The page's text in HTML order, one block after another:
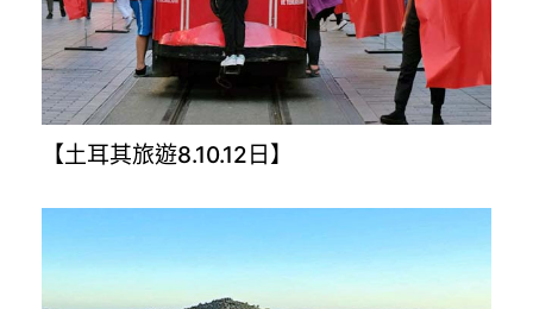
【土耳其旅遊8.10.12日】